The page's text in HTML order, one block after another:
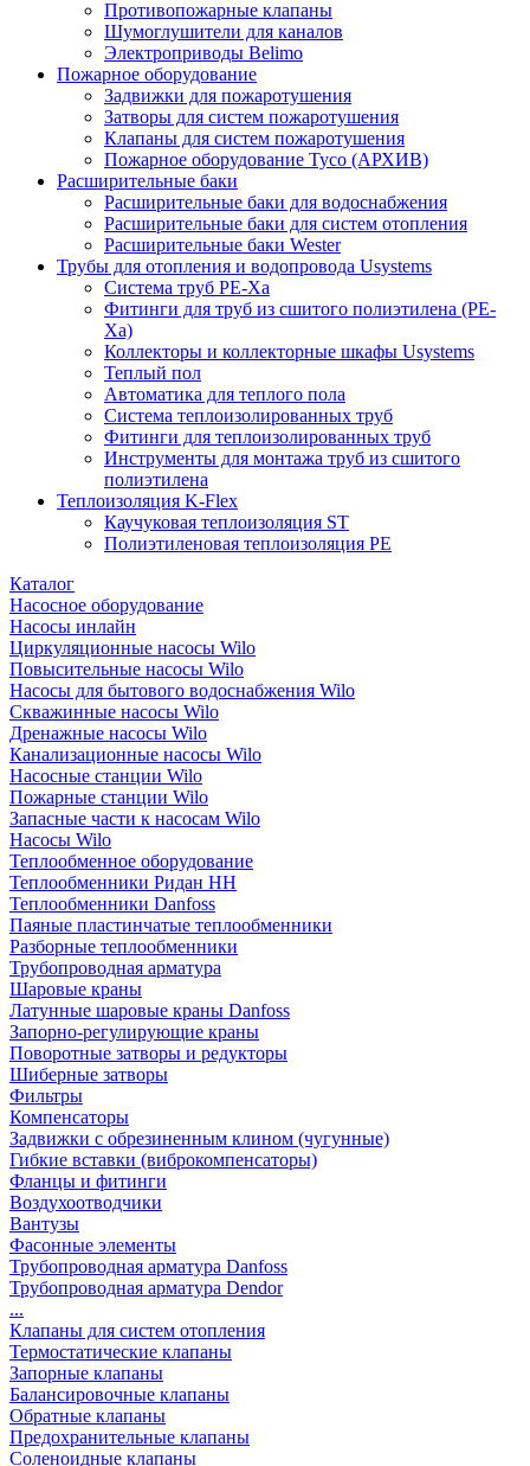
Противопожарные клапаны
Шумоглушители для каналов
Электроприводы Belimo
Пожарное оборудование
Задвижки для пожаротушения
Затворы для систем пожаротушения
Клапаны для систем пожаротушения
Пожарное оборудование Tyco (АРХИВ)
Расширительные баки
Расширительные баки для водоснабжения
Расширительные баки для систем отопления
Расширительные баки Wester
Трубы для отопления и водопровода Usystems
Система труб PE-Xa
Фитинги для труб из сшитого полиэтилена (PE-
Xa)
Коллекторы и коллекторные шкафы Usystems
Теплый пол
Автоматика для теплого пола
Система теплоизолированных труб
Фитинги для теплоизолированных труб
Инструменты для монтажа труб из сшитого
полиэтилена
Теплоизоляция K-Flex
Каучуковая теплоизоляция ST
Полиэтиленовая теплоизоляция PE
Каталог
Насосное оборудование
Насосы инлайн
Циркуляционные насосы Wilo
Повысительные насосы Wilo
Насосы для бытового водоснабжения Wilo
Скважинные насосы Wilo
Дренажные насосы Wilo
Канализационные насосы Wilo
Насосные станции Wilo
Пожарные станции Wilo
Запасные части к насосам Wilo
Насосы Wilo
Теплообменное оборудование
Теплообменники Ридан НН
Теплообменники Danfoss
Паяные пластинчатые теплообменники
Разборные теплообменники
Трубопроводная арматура
Шаровые краны
Латунные шаровые краны Danfoss
Запорно-регулирующие краны
Поворотные затворы и редукторы
Шиберные затворы
Фильтры
Компенсаторы
Задвижки с обрезиненным клином (чугунные)
Гибкие вставки (виброкомпенсаторы)
Фланцы и фитинги
Воздухоотводчики
Вантузы
Фасонные элементы
Трубопроводная арматура Danfoss
Трубопроводная арматура Dendor
...
Клапаны для систем отопления
Термостатические клапаны
Запорные клапаны
Балансировочные клапаны
Обратные клапаны
Предохранительные клапаны
Соленоидные клапаны